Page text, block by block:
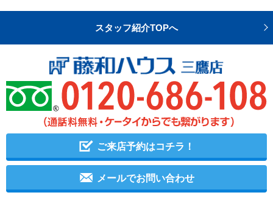
スタッフ紹介TOPへ
ご来店予約はコチラ！
メールでお問い合わせ